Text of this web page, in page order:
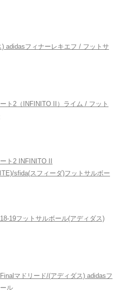
) adidasフィナーレキエフ / フットサ
ト2（INFINITO II）ライム / フット
ト2 INFINITO II
sfida(スフィーダ)フットサルボー
19フットサルボール(アディダス)
マドリード/(アディダス) adidasフ
ル